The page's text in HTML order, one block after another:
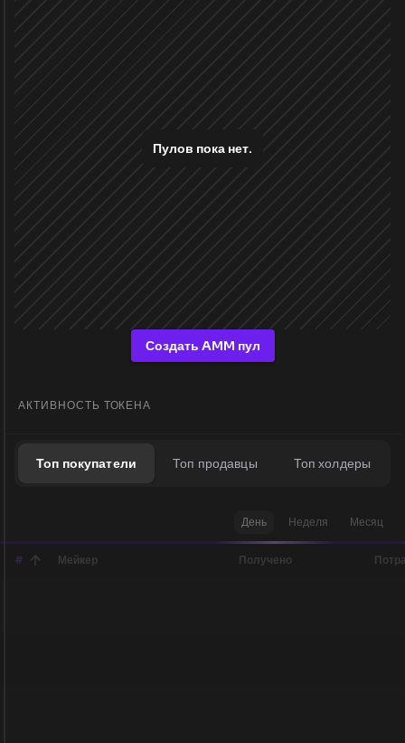
Пулов пока нет.
Создать AMM пул
АКТИВНОСТЬ ТОКЕНА
Топ покупатели Топ продавцы Топ холдеры
День Неделя Месяц
# Мейкер Получено